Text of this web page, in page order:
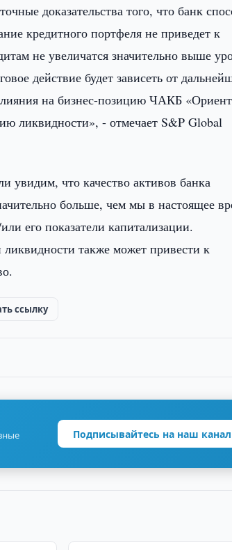
доказательства того, что банк
кредитного портфеля не приведет к
не увеличатся значительно выше
действие будет зависеть от
на бизнес-позицию ЧАКБ «Ориент
ликвидности», - отмечает S&P Global
увидим, что качество активов банка
больше, чем мы в настоящее
его показатели капитализации.
также может привести к
ссылку
Подписывайтесь на наш канал